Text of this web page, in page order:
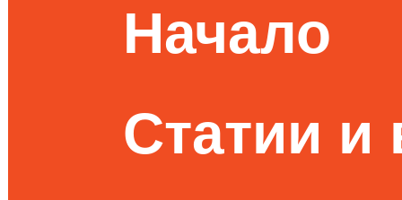
Начало
Статии и